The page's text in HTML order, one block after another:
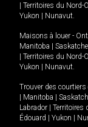
| Territoires du Nord-
Yukon | Nunavut
Maisons à louer -
Manitoba |
| Territoires du Nord-
Yukon | Nunavut
Trouver des courtiers
| Manitoba |
Labrador | Territoires
Édouard | Yukon |